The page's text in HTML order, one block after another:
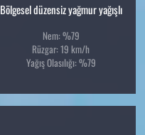
Bölgesel düzensiz yağmur yağışlı
Nem: %79
Rüzgar: 19 km/h
Yağış Olasılığı: %79